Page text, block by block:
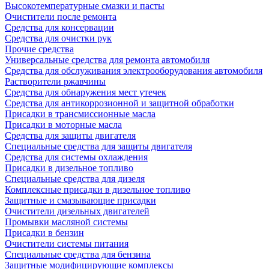
Высокотемпературные смазки и пасты
Очистители после ремонта
Средства для консервации
Средства для очистки рук
Прочие средства
Универсальные средства для ремонта автомобиля
Средства для обслуживания электрооборудования автомобиля
Растворители ржавчины
Средства для обнаружения мест утечек
Средства для антикоррозионной и защитной обработки
Присадки в трансмиссионные масла
Присадки в моторные масла
Средства для защиты двигателя
Специальныe средства для защиты двигателя
Средства для системы охлаждения
Присадки в дизельное топливо
Спeциальные средства для дизеля
Комплексные присадки в дизельное топливо
Защитные и смазывающие присадки
Очистители дизельных двигателей
Промывки масляной системы
Присадки в бензин
Очистители системы питания
Специальные срeдства для бензина
Защитные модифицирующие комплексы